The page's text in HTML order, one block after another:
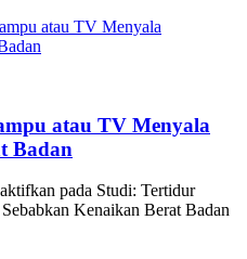
atau TV Menyala
Badan
pada Studi: Tertidur
Kenaikan Berat Badan